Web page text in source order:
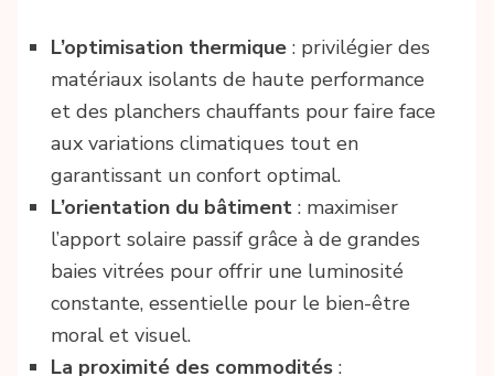
L’optimisation thermique : privilégier des
matériaux isolants de haute performance
et des planchers chauffants pour faire face
aux variations climatiques tout en
garantissant un confort optimal.
L’orientation du bâtiment : maximiser
l’apport solaire passif grâce à de grandes
baies vitrées pour offrir une luminosité
constante, essentielle pour le bien-être
moral et visuel.
La proximité des commodités :